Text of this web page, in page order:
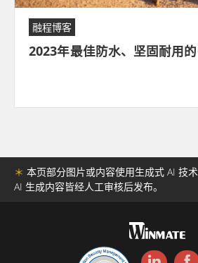
融程博客
2023年最佳防水、坚固耐用
＊ 本页部分图片或内容使用生成式 AI 技
AI 生成内容皆经人工审核后发布。